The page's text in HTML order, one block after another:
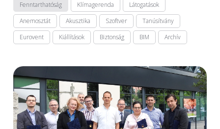
Fenntarthatóság
Klímagerenda
Látogatások
Anemosztát
Akusztika Szoftver
Tanúsítvány
Eurovent
Kiállítások Biztonság BIM Archív